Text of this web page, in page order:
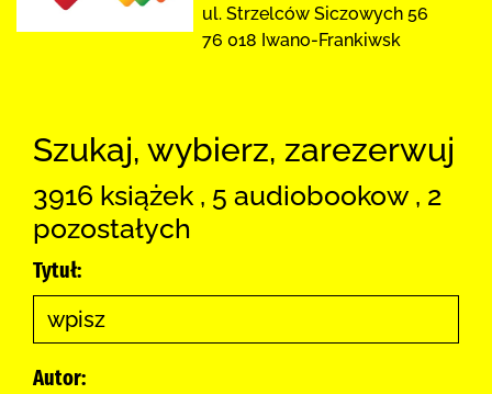
ul. Strzelców Siczowych 56
76 018 Iwano-Frankiwsk
Szukaj, wybierz, zarezerwuj
3916 książek , 5 audiobookow , 2
pozostałych
Tytuł:
Autor: